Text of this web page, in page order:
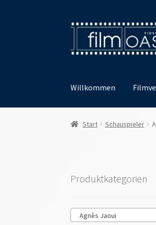
Zur
Navigation
springen
Zum
Inhalt
springen
Willkommen
Start Schauspieler
Produktkategorien
Agnès Jaoui